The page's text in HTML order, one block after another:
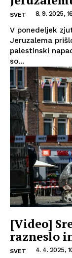
SVET 8. 9. 2025,
V ponedeljek
Jeruzalema
palestinski
so...
[Video]
razneslo
SVET 4. 4. 2025,